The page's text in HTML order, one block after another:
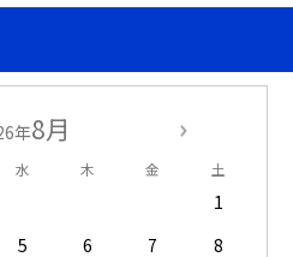
年8月
水 木 金 土
1
5 6 7
8